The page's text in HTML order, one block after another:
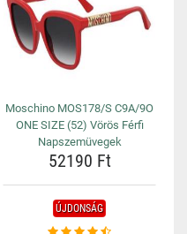
Moschino MOS178/S C9A/9O
ONE SIZE (52) Vörös Férfi
Napszemüvegek
52190 Ft
ÚJDONSÁG